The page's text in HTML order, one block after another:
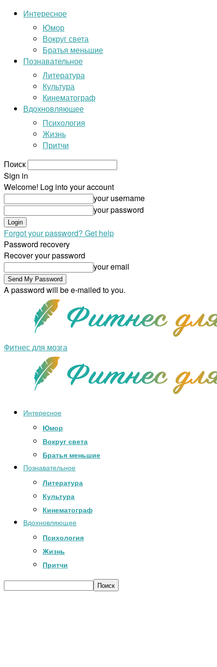
Интересное
Юмор
Вокруг света
Братья меньшие
Познавательное
Литература
Культура
Кинематограф
Вдохновляющее
Психология
Жизнь
Притчи
Поиск
Sign in
Welcome! Log into your account
your username
your password
Forgot your password? Get help
Password recovery
Recover your password
your email
A password will be e-mailed to you.
Фитнес для мозга
Интересное
Юмор
Вокруг света
Братья меньшие
Познавательное
Литература
Культура
Кинематограф
Вдохновляющее
Психология
Жизнь
Притчи